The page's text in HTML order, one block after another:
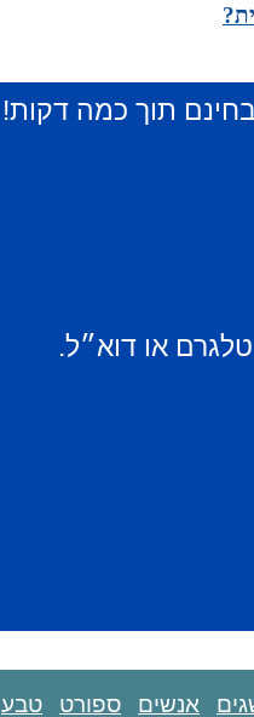
בחינם תוך כמה דקות!
או דוא״ל.
אנשים ספורט טבע